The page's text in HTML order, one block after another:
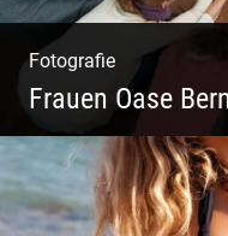
Fotografie
Frauen Oase
Yoga Fotografie
Farben | Wilde